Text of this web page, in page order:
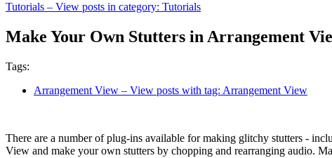
Tutorials – View posts in category: Tutorials
Make Your Own Stutters in Arrangement
Tags:
Arrangement View – View posts with tag: Arrangement View
There are a number of plug-ins available for making glitchy stutters -
View and make your own stutters by chopping and rearranging audio.